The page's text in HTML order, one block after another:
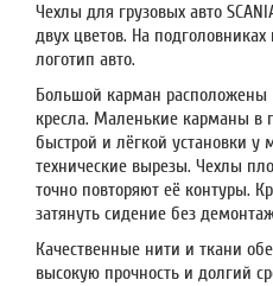
Чехлы для грузовых авто
двух цветов. На
логотип авто.
Большой карман расположены
кресла. Маленькие карманы в
быстрой и лёгкой установки у
технические вырезы. Чехлы
точно повторяют её контуры.
затянуть сидение без
Качественные нити и ткани
высокую прочность и долгий